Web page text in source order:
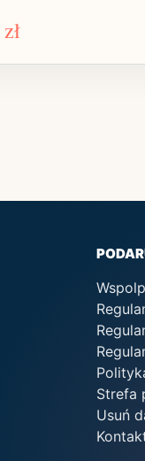
Strefa
Usuń